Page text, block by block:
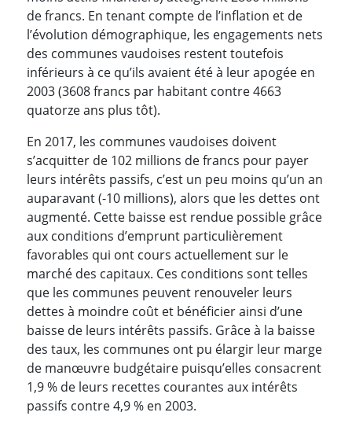
de francs. En tenant compte de l’inflation et de
l’évolution démographique, les engagements nets
des communes vaudoises restent toutefois
inférieurs à ce qu’ils avaient été à leur apogée en
2003 (3608 francs par habitant contre 4663
quatorze ans plus tôt).
En 2017, les communes vaudoises doivent
s’acquitter de 102 millions de francs pour payer
leurs intérêts passifs, c’est un peu moins qu’un an
auparavant (-10 millions), alors que les dettes ont
augmenté. Cette baisse est rendue possible grâce
aux conditions d’emprunt particulièrement
favorables qui ont cours actuellement sur le
marché des capitaux. Ces conditions sont telles
que les communes peuvent renouveler leurs
dettes à moindre coût et bénéficier ainsi d’une
baisse de leurs intérêts passifs. Grâce à la baisse
des taux, les communes ont pu élargir leur marge
de manœuvre budgétaire puisqu’elles consacrent
1,9 % de leurs recettes courantes aux intérêts
passifs contre 4,9 % en 2003.